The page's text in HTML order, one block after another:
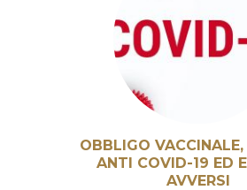
OBBLIGO
ANTI COVID-19 ED
AVVERSI